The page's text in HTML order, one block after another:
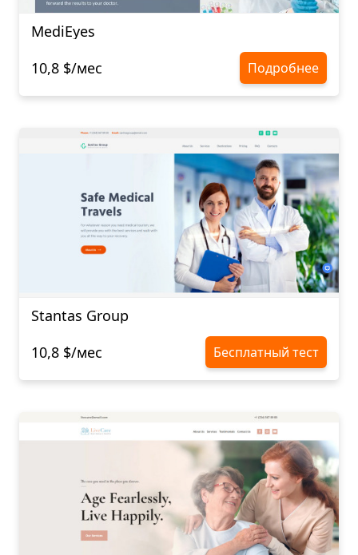
MediEyes
10,8 $/мес
Подробнее
Stantas Group
10,8 $/мес
Бесплатный тест